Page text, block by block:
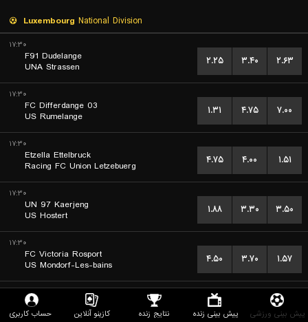
Luxembourg National Division
۱۷:۳۰
F91 Dudelange
UNA Strassen
۲.۲۵ ۳.۴۰ ۲.۶۳
۱۷:۳۰
FC Differdange 03
US Rumelange
۱.۳۱ ۴.۷۵ ۷.۰۰
۱۷:۳۰
Etzella Ettelbruck
Racing FC Union Letzebuerg
۴.۷۵ ۴.۰۰ ۱.۵۱
۱۷:۳۰
UN 97 Kaerjeng
US Hostert
۱.۸۸ ۳.۳۰ ۳.۵۰
۱۷:۳۰
FC Victoria Rosport
US Mondorf-Les-bains
۴.۵۰ ۳.۷۰ ۱.۵۷
FC Swift Hesperange
Wiltz
۳.۶۰ ۳.۷۰ ۱.۷۷
پیش بینی ورزشی پیش بینی زنده نتایج زنده کازینو آنلاین حساب کاربری